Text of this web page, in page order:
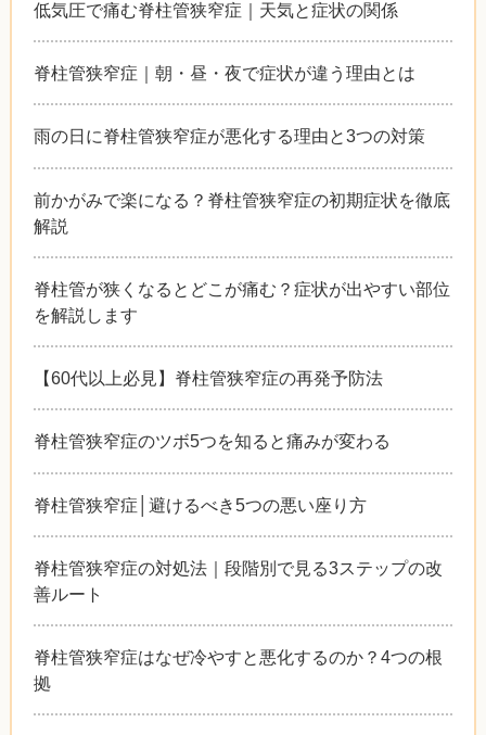
低気圧で痛む脊柱管狭窄症｜天気と症状の関係
脊柱管狭窄症｜朝・昼・夜で症状が違う理由とは
雨の日に脊柱管狭窄症が悪化する理由と3つの対策
前かがみで楽になる？脊柱管狭窄症の初期症状を徹底
解説
脊柱管が狭くなるとどこが痛む？症状が出やすい部位
を解説します
【60代以上必見】脊柱管狭窄症の再発予防法
脊柱管狭窄症のツボ5つを知ると痛みが変わる
脊柱管狭窄症│避けるべき5つの悪い座り方
脊柱管狭窄症の対処法｜段階別で見る3ステップの改
善ルート
脊柱管狭窄症はなぜ冷やすと悪化するのか？4つの根
拠